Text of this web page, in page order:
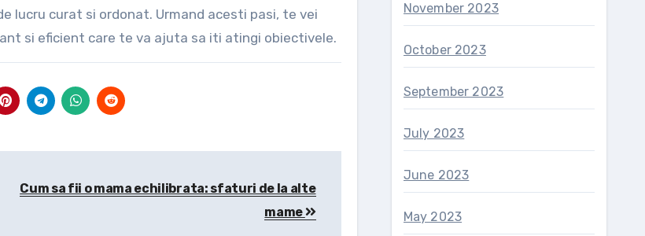
lucru curat si ordonat. Urmand acesti pasi, te vei
si eficient care te va ajuta sa iti atingi obiectivele.
Cum sa fii o mama echilibrata: sfaturi de la alte
mame
November 2023
October 2023
September 2023
July 2023
June 2023
May 2023